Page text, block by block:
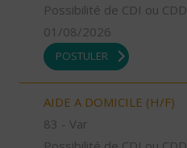
Possibilité de CDI ou CDD
01/08/2026
POSTULER
AIDE A DOMICILE (H/F)
83 - Var